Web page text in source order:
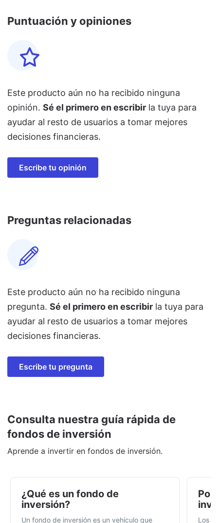
Puntuación y opiniones
Este producto aún no ha recibido ninguna
opinión. Sé el primero en escribir la tuya para
ayudar al resto de usuarios a tomar mejores
decisiones financieras.
Escribe tu opinión
Preguntas relacionadas
Este producto aún no ha recibido ninguna
pregunta. Sé el primero en escribir la tuya para
ayudar al resto de usuarios a tomar mejores
decisiones financieras.
Escribe tu pregunta
Consulta nuestra guía rápida de
fondos de inversión
Aprende a invertir en fondos de inversión.
¿Qué es un fondo de
inversión?
Un fondo de inversión es un vehículo que
Por
Los